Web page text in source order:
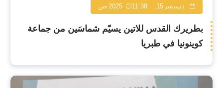
ديسمبر 15, 2025 11:38 ص
بطريرك القدس للاتين يسيّم شماسَين من جماعة
كوينونيا في طبريا